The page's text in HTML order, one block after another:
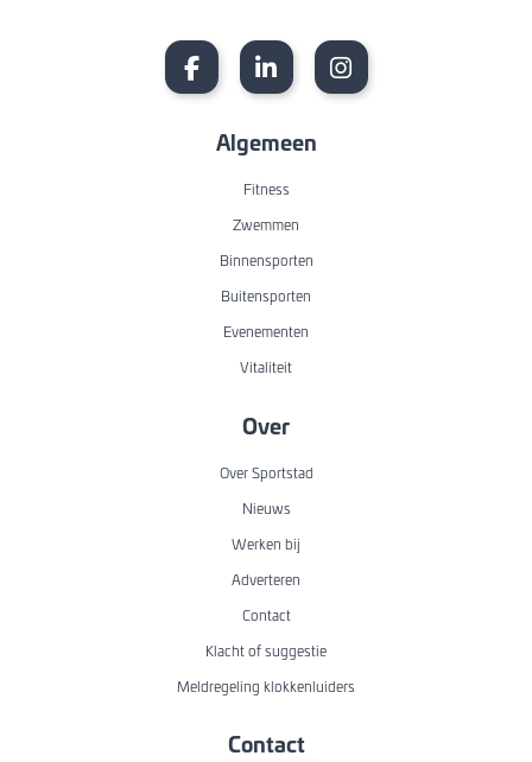
Algemeen
Fitness
Zwemmen
Binnensporten
Buitensporten
Evenementen
Vitaliteit
Over
Over Sportstad
Nieuws
Werken bij
Adverteren
Contact
Klacht of suggestie
Meldregeling klokkenluiders
Contact